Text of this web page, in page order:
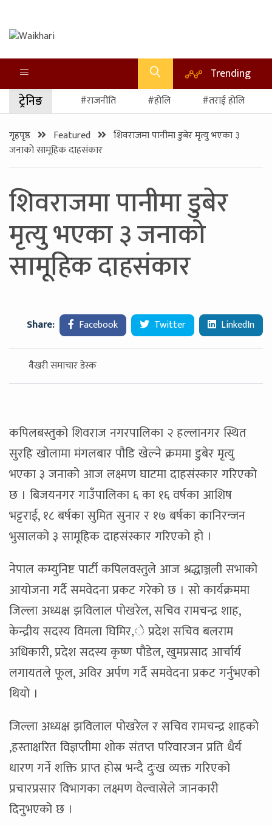
Trending
ट्रेनिङ #राजनीति #होलि #तराई होलि
गृहपृष्ठ Featured
शिवराजमा पानीमा डुबेर मृत्यु भएका ३
जनाको सामूहिक दाहसंकार
शिवराजमा पानीमा डुबेर
मृत्यु भएका ३ जनाको
सामूहिक दाहसंकार
Share: Facebook Twitter LinkedIn
वैखरी समाचार डेस्क
कपिलबस्तुको शिवराज नगरपालिका २ हल्लानगर स्थित
सुरहि खोलामा मंगलबार पौडि खेल्ने क्रममा डुबेर मृत्यु
भएका ३ जनाको आज लक्ष्मण घाटमा दाहसंस्कार गरिएको
छ । बिजयनगर गाउँपालिका ६ का १६ वर्षका आशिष
भट्टराई, १८ बर्षका सुमित सुनार र १७ बर्षका कानिरन्जन
भुसालको ३ सामूहिक दाहसंस्कार गरिएको हो ।
नेपाल कम्युनिष्ट पार्टी कपिलवस्तुले आज श्रद्धाञ्जली सभाको
आयोजना गर्दै समवेदना प्रकट गरेको छ । सो कार्यक्रममा
जिल्ला अध्यक्ष झविलाल पोखरेल, सचिव रामचन्द्र शाह,
केन्द्रीय सदस्य विमला घिमिर,े प्रदेश सचिव बलराम
अधिकारी, प्रदेश सदस्य कृष्ण पौडेल, खुमप्रसाद आर्चार्य
लगायतले फूल, अविर अर्पण गर्दै समवेदना प्रकट गर्नुभएको
थियो ।
जिल्ला अध्यक्ष झविलाल पोखरेल र सचिव रामचन्द्र शाहको
,हस्ताक्षरित विज्ञप्तीमा शोक संतप्त परिवारजन प्रति धैर्य
धारण गर्ने शक्ति प्राप्त होस्र भन्दै दुःख व्यक्त गरिएको
प्रचारप्रसार विभागका लक्ष्मण वेल्वासेले जानकारी
दिनुभएको छ ।